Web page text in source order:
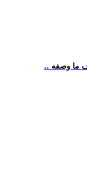
ما وصفه